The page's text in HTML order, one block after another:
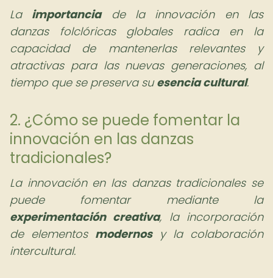
La importanciade la innovación en las
danzas folclóricas globales radica en la
capacidad de mantenerlas relevantes y
atractivas para las nuevas generaciones, al
tiempo que se preserva suesencia cultural.
2. ¿Cómo se puede fomentar la
innovación en las danzas
tradicionales?
La innovación en las danzas tradicionales se
puede fomentar mediante la
experimentación creativa, la incorporación
de elementos modernosy la colaboración
intercultural.